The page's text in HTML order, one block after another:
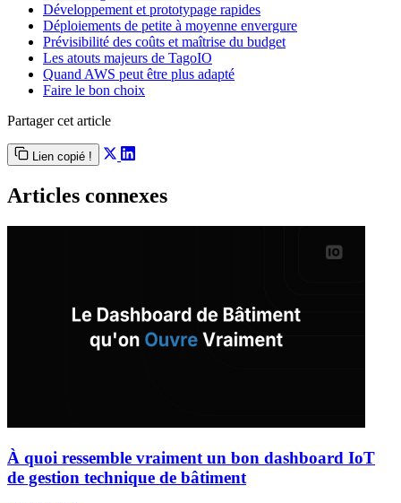
Développement et prototypage rapides
Déploiements de petite à moyenne envergure
Prévisibilité des coûts et maîtrise du budget
Les atouts majeurs de TagoIO
Quand AWS peut être plus adapté
Faire le bon choix
Partager cet article
Lien copié !
Articles connexes
À quoi ressemble vraiment un bon dashboard IoT
de gestion technique de bâtiment